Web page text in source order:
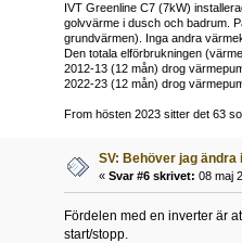
IVT Greenline C7 (7kW)
golvvärme i dusch och badrum.
grundvärmen). Inga andra
Den totala elförbrukningen
2012-13 (12 mån) drog
2022-23 (12 mån) drog
From hösten 2023 sitter det 63
SV: Behöver jag
« Svar #6 skrivet: 08 maj
Fördelen med en inverter är
start/stopp.